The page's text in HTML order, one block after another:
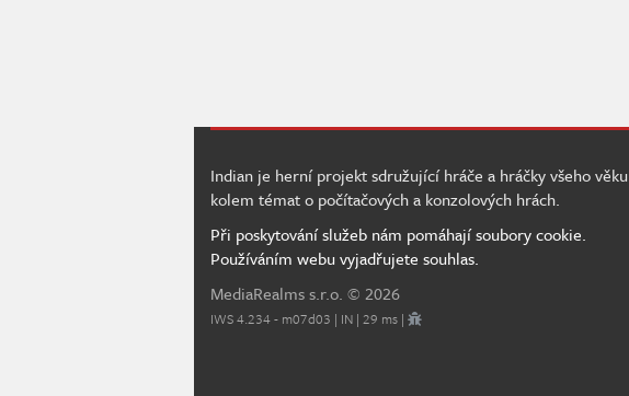
Indian je herní projekt sdružující hráče a hráčky všeho věku
kolem témat o počítačových a konzolových hrách.
Při poskytování služeb nám pomáhají soubory cookie.
Používáním webu vyjadřujete souhlas.
MediaRealms s.r.o. © 2026
IWS 4.234 - m07d03 | IN | 29 ms |